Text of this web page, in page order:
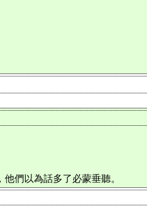
們以為話多了必蒙垂聽。